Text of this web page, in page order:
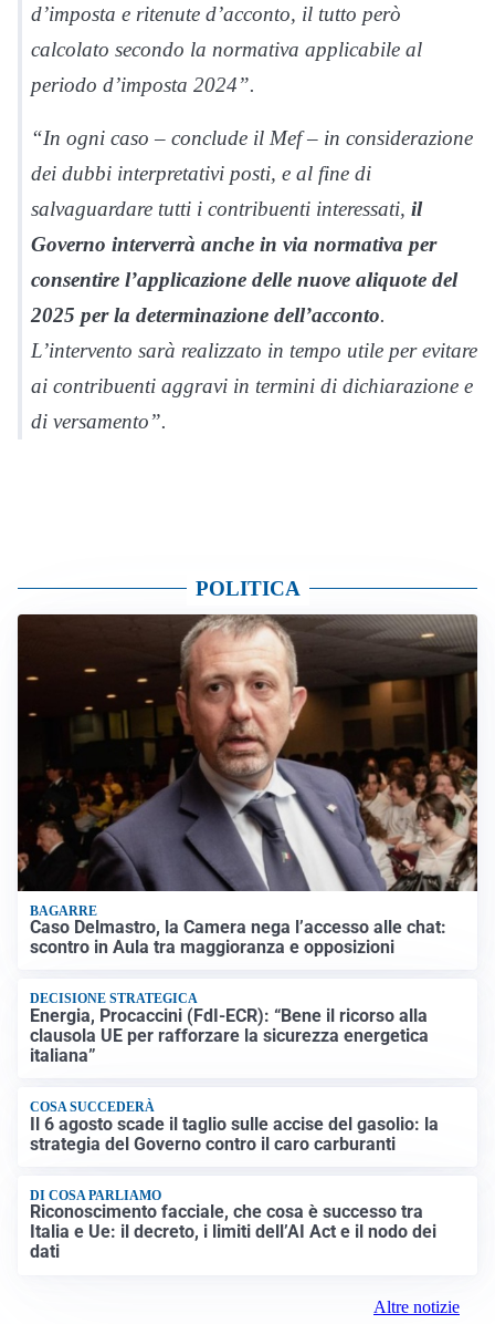
d’imposta e ritenute d’acconto, il tutto però
calcolato secondo la normativa applicabile al
periodo d’imposta 2024”.
“In ogni caso – conclude il Mef – in considerazione
dei dubbi interpretativi posti, e al fine di
salvaguardare tutti i contribuenti interessati, il
Governo interverrà anche in via normativa per
consentire l’applicazione delle nuove aliquote del
2025 per la determinazione dell’acconto.
L’intervento sarà realizzato in tempo utile per evitare
ai contribuenti aggravi in termini di dichiarazione e
di versamento”.
POLITICA
BAGARRE
Caso Delmastro, la Camera nega l’accesso alle chat:
scontro in Aula tra maggioranza e opposizioni
DECISIONE STRATEGICA
Energia, Procaccini (FdI-ECR): “Bene il ricorso alla
clausola UE per rafforzare la sicurezza energetica
italiana”
COSA SUCCEDERÀ
Il 6 agosto scade il taglio sulle accise del gasolio: la
strategia del Governo contro il caro carburanti
DI COSA PARLIAMO
Riconoscimento facciale, che cosa è successo tra
Italia e Ue: il decreto, i limiti dell’AI Act e il nodo dei
dati
Altre notizie